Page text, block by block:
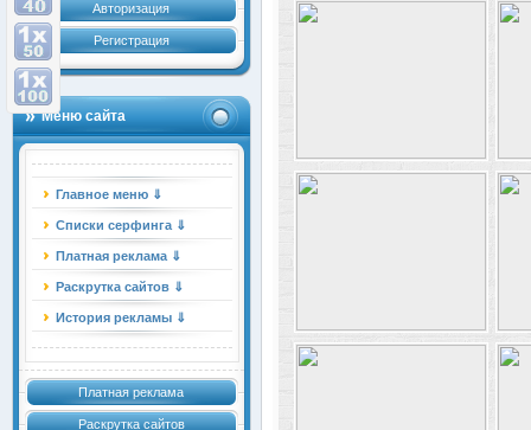
Авторизация
Регистрация
Меню сайта
Главное меню ⇓
Списки серфинга ⇓
Платная реклама ⇓
Раскрутка сайтов ⇓
История рекламы ⇓
Платная реклама
Раскрутка сайтов